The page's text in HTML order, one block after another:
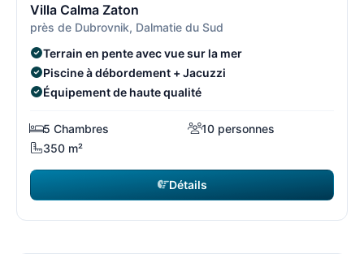
Villa Calma Zaton
près de Dubrovnik, Dalmatie du Sud
Terrain en pente avec vue sur la mer
Piscine à débordement + Jacuzzi
Équipement de haute qualité
5 Chambres
10 personnes
350 m²
Détails